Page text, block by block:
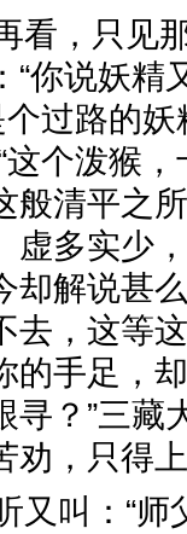
看，只见
“你说妖精
个过路的
这个泼猴
般清平之
虚多实少
却解说甚
去，这等
的手足，
寻？”三藏
苦劝，只
又叫：“师